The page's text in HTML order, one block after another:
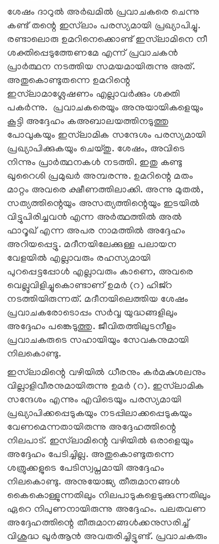
ശേഷം ദാറുല്‍ അര്‍ഖമില്‍ പ്രവാചകരെ ചെന്നു
കണ്ട് തന്റെ ഇസ്‌ലാം പരസ്യമായി പ്രഖ്യാപിച്ചു.
രണ്ടാലൊരു ഉമറിനെക്കൊണ്ട് ഇസ്‌ലാമിനെ നീ
ശക്തിപ്പെടുത്തേണമേ എന്ന് പ്രവാചകന്‍
പ്രാര്‍ത്ഥന നടത്തിയ സമയമായിരുന്നു അത്.
അതുകൊണ്ടുതന്നെ ഉമറിന്റെ
ഇസ്‌ലാമാശ്ലേഷണം എല്ലാവര്‍ക്കും ശക്തി
പകര്‍ന്നു. പ്രവാചകരെയും അനുയായികളെയും
കൂട്ടി അദ്ദേഹം കഅബാലയത്തിനടുത്തു
പോവുകയും ഇസ്‌ലാമിക സന്ദേശം പരസ്യമായി
പ്രഖ്യാപിക്കുകയും ചെയ്തു. ശേഷം, അവിടെ
നിന്നും പ്രാര്‍ത്ഥനകള്‍ നടത്തി. ഇതു കണ്ടു
ഖുറൈശി പ്രമുഖര്‍ അമ്പരന്നു. ഉമറിന്റെ മതം
മാറ്റം അവരെ ക്ഷീണത്തിലാക്കി. അന്നു മുതല്‍,
സത്യത്തിന്റെയും അസത്യത്തിന്റെയും ഇടയില്‍
വിട്ടുപിരിച്ചവന്‍ എന്ന അര്‍ത്ഥത്തില്‍ അല്‍
ഫാറൂഖ് എന്ന അപര നാമത്തില്‍ അദ്ദേഹം
അറിയപ്പെട്ടു. മദീനയിലേക്കുള്ള പലായന
വേളയില്‍ എല്ലാവരും രഹസ്യമായി
പുറപ്പെട്ടപ്പോള്‍ എല്ലാവരും കാണെ, അവരെ
വെല്ലുവിളിച്ചുകൊണ്ടാണ് ഉമര്‍ (റ) ഹിജ്‌റ
നടത്തിയിരുന്നത്. മദീനയിലെത്തിയ ശേഷം
പ്രവാചകരോടൊപ്പം സര്‍വ്വ യുദ്ധങ്ങളിലും
അദ്ദേഹം പങ്കെടുത്തു. ജീവിതത്തിലുടനീളം
പ്രവാചകരുടെ സഹായിയും സേവകനുമായി
നിലകൊണ്ടു.
ഇസ്‌ലാമിന്റെ വഴിയില്‍ ധീരനും കര്‍മകുശലനും
വില്ലാളിവീരനുമായിരുന്നു ഉമര്‍ (റ). ഇസ്‌ലാമിക
സന്ദേശം എന്നും എവിടെയും പരസ്യമായി
പ്രഖ്യാപിക്കപ്പെടുകയും നടപ്പിലാക്കപ്പെടുകയും
വേണമെന്നതായിരുന്നു അദ്ദേഹത്തിന്റെ
നിലപാട്. ഇസ്‌ലാമിന്റെ വഴിയില്‍ ഒരാളെയും
അദ്ദേഹം പേടിച്ചില്ല. അതുകൊണ്ടുതന്നെ
ശത്രുക്കളുടെ പേടിസ്വപ്നമായി അദ്ദേഹം
നിലകൊണ്ടു. അനുയോജ്യ തീരുമാനങ്ങള്‍
കൈകൊള്ളുന്നതിലും നിലപാടുകളെടുക്കുന്നതിലും
ഏറെ നിപുണനായിരുന്നു അദ്ദേഹം. പലതവണ
അദ്ദേഹത്തിന്റെ തീരുമാനങ്ങള്‍ക്കനുസരിച്ച്
വിശുദ്ധ ഖുര്‍ആന്‍ അവതരിച്ചിട്ടുണ്ട്. പ്രവാചകരും